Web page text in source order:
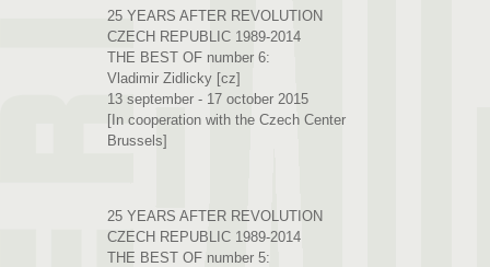
25 YEARS AFTER REVOLUTION
CZECH REPUBLIC 1989-2014
THE BEST OF number 6:
Vladimir Zidlicky [cz]
13 september - 17 october 2015
[In cooperation with the Czech Center
Brussels]
25 YEARS AFTER REVOLUTION
CZECH REPUBLIC 1989-2014
THE BEST OF number 5: